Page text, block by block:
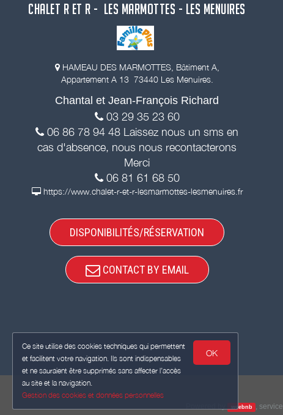
Ce site utilise des cookies techniques qui permettent
et facilitent votre navigation. Ils sont indispensables
et ne sauraient être supprimés sans affecter l’accès
au site et la navigation.
Gestion des cookies et données personnelles
OK
CHALET R ET R - LES MARMOTTES - LES MENUIRES
HAMEAU DES MARMOTTES, Bâtiment A,
Appartement A 13 73440 Les Menuires.
Chantal et Jean-François Richard
03 29 35 23 60
06 86 78 94 48 Laissez nous un sms en
cas d'absence, nous nous recontacterons
Merci
06 81 61 68 50
https://www.chalet-r-et-r-lesmarmottes-lesmenuires.fr
DISPONIBILITÉS/RÉSERVATION
CONTACT BY EMAIL
weebnb ,